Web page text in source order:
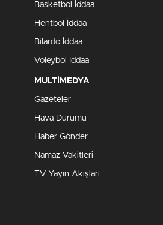
Basketbol İddaa
Hentbol İddaa
Bilardo İddaa
Voleybol İddaa
MULTİMEDYA
Gazeteler
Hava Durumu
Haber Gönder
Namaz Vakitleri
TV Yayın Akışları